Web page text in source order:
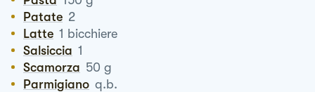
Patate 2
Latte 1 bicchiere
Salsiccia 1
Scamorza 50 g
Parmigiano q.b.